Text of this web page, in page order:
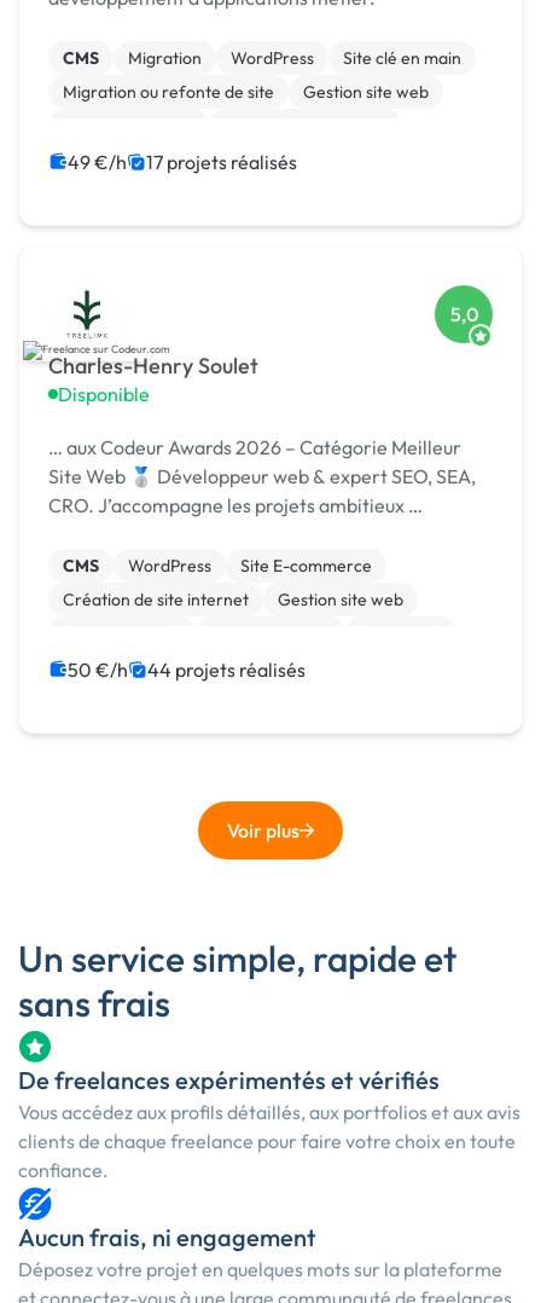
CMS Migration WordPress
Site clé en main
Migration ou refonte de site
Gestion site web
Site E-commerce
Paypal
49 €/h 17 projets réalisés
Charles-Henry Soulet
Disponible
5,0
… aux Codeur Awards 2026 – Catégorie Meilleur
Site Web 🥈 Développeur web & expert SEO, SEA,
CRO. J’accompagne les projets ambitieux …
CMS WordPress
Site E-commerce
Création de site internet
Gestion site web
Google Ads
Back-end
50 €/h 44 projets réalisés
Voir plus
Un service simple, rapide et
sans frais
De freelances expérimentés et vérifiés
Vous accédez aux profils détaillés, aux portfolios et aux avis
clients de chaque freelance pour faire votre choix en toute
confiance.
Aucun frais, ni engagement
Déposez votre projet en quelques mots sur la plateforme